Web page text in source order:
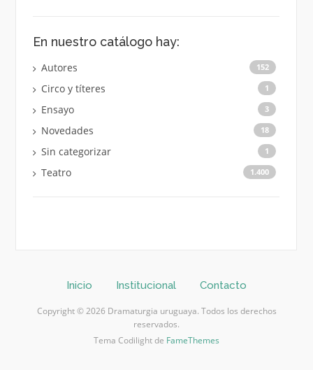
En nuestro catálogo hay:
Autores 152
Circo y títeres 1
Ensayo 3
Novedades 18
Sin categorizar 1
Teatro 1.400
Inicio Institucional Contacto
Copyright © 2026 Dramaturgia uruguaya. Todos los derechos
reservados.
Tema Codilight de FameThemes